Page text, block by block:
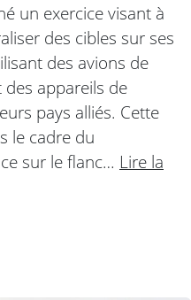
un exercice visant à
des cibles sur ses
des avions de
des appareils de
pays alliés. Cette
le cadre du
sur le flanc… Lire la